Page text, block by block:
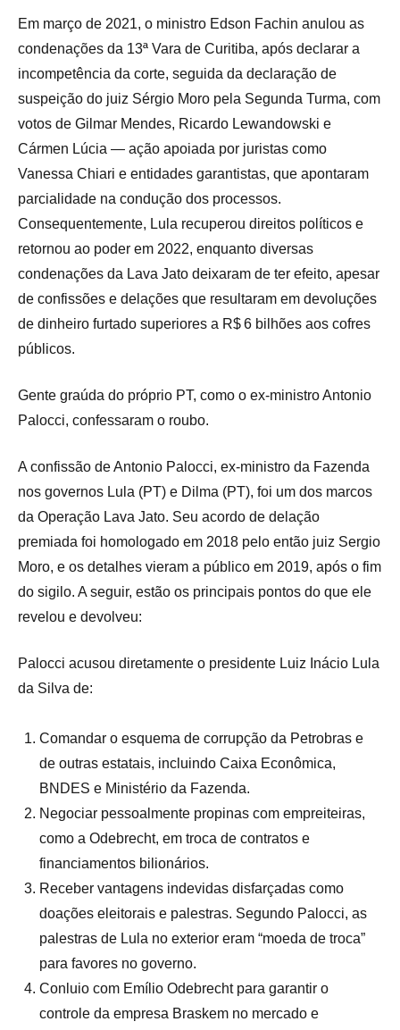
Em março de 2021, o ministro Edson Fachin anulou as
condenações da 13ª Vara de Curitiba, após declarar a
incompetência da corte, seguida da declaração de
suspeição do juiz Sérgio Moro pela Segunda Turma, com
votos de Gilmar Mendes, Ricardo Lewandowski e
Cármen Lúcia — ação apoiada por juristas como
Vanessa Chiari e entidades garantistas, que apontaram
parcialidade na condução dos processos.
Consequentemente, Lula recuperou direitos políticos e
retornou ao poder em 2022, enquanto diversas
condenações da Lava Jato deixaram de ter efeito, apesar
de confissões e delações que resultaram em devoluções
de dinheiro furtado superiores a R$ 6 bilhões aos cofres
públicos.
Gente graúda do próprio PT, como o ex-ministro Antonio
Palocci, confessaram o roubo.
A confissão de Antonio Palocci, ex-ministro da Fazenda
nos governos Lula (PT) e Dilma (PT), foi um dos marcos
da Operação Lava Jato. Seu acordo de delação
premiada foi homologado em 2018 pelo então juiz Sergio
Moro, e os detalhes vieram a público em 2019, após o fim
do sigilo. A seguir, estão os principais pontos do que ele
revelou e devolveu:
Palocci acusou diretamente o presidente Luiz Inácio Lula
da Silva de:
Comandar o esquema de corrupção da Petrobras e
de outras estatais, incluindo Caixa Econômica,
BNDES e Ministério da Fazenda.
Negociar pessoalmente propinas com empreiteiras,
como a Odebrecht, em troca de contratos e
financiamentos bilionários.
Receber vantagens indevidas disfarçadas como
doações eleitorais e palestras. Segundo Palocci, as
palestras de Lula no exterior eram “moeda de troca”
para favores no governo.
Conluio com Emílio Odebrecht para garantir o
controle da empresa Braskem no mercado e